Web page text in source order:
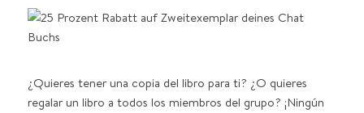
¿Quieres tener una copia del libro para ti? ¿O quieres
regalar un libro a todos los miembros del grupo? ¡Ningún